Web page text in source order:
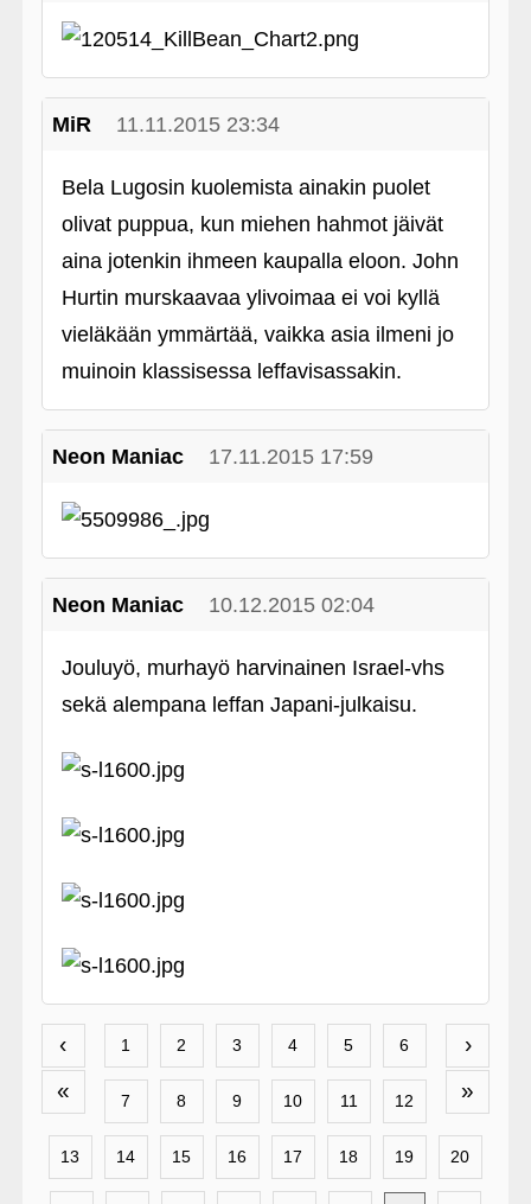
MiR 11.11.2015 23:34
Bela Lugosin kuolemista ainakin puolet
olivat puppua, kun miehen hahmot jäivät
aina jotenkin ihmeen kaupalla eloon. John
Hurtin murskaavaa ylivoimaa ei voi kyllä
vieläkään ymmärtää, vaikka asia ilmeni jo
muinoin klassisessa leffavisassakin.
Neon Maniac 17.11.2015 17:59
Neon Maniac 10.12.2015 02:04
Jouluyö, murhayö harvinainen Israel-vhs
sekä alempana leffan Japani-julkaisu.
‹
«
›
»
1 2 3 4 5 6
7 8 9 10 11 12
13 14 15 16 17 18 19 20